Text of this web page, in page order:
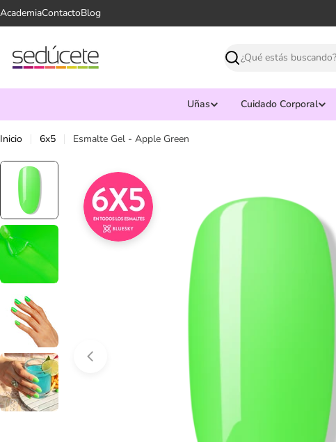
Saltar
AcademiaContactoBlog
Buscar
Uñas Cuidado Corporal
Inicio 6x5 Esmalte Gel - Apple Green
Abrir medios 0 en modal